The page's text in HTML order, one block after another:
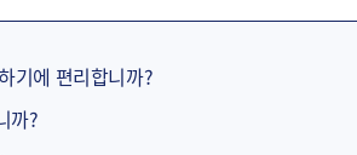
기에 편리합니까?
까?